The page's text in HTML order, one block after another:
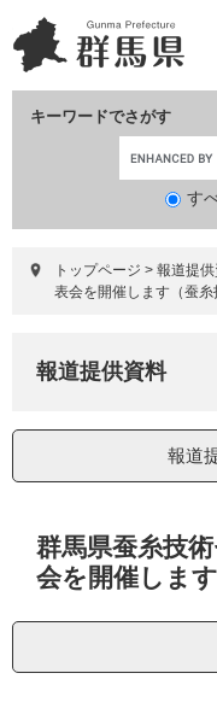
ー
ジ
ニ
ュ
て
キーワードでさがす
す
トップページ > 報道提
表会を開催します（蚕糸
報道提供資料
報道
群馬県蚕糸技
会を開催しま